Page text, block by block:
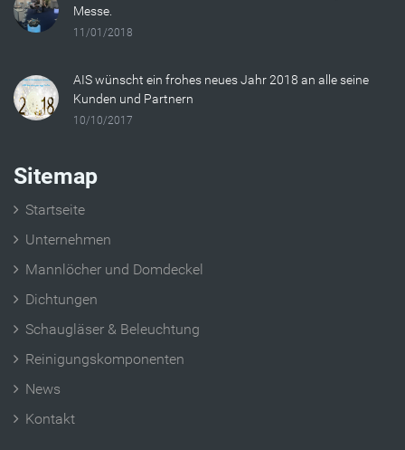
Messe.
11/01/2018
AIS wünscht ein frohes neues Jahr 2018 an alle seine
Kunden und Partnern
10/10/2017
Sitemap
Startseite
Unternehmen
Mannlöcher und Domdeckel
Dichtungen
Schaugläser & Beleuchtung
Reinigungskomponenten
News
Kontakt